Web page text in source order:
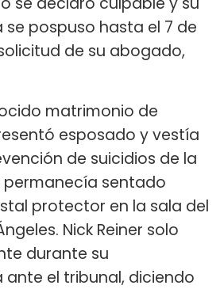
pospuso hasta el 7 de
de su abogado,
matrimonio de
esposado y vestía
de suicidios de la
sentado
protector en la sala del
Nick Reiner solo
durante su
el tribunal, diciendo